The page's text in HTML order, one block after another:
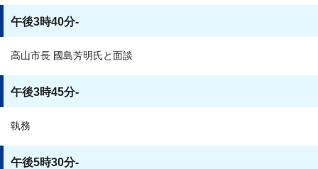
午後3時40分-
高山市長 國島芳明氏と面談
午後3時45分-
執務
午後5時30分-